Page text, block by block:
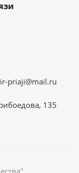
priaji@mail.ru
135